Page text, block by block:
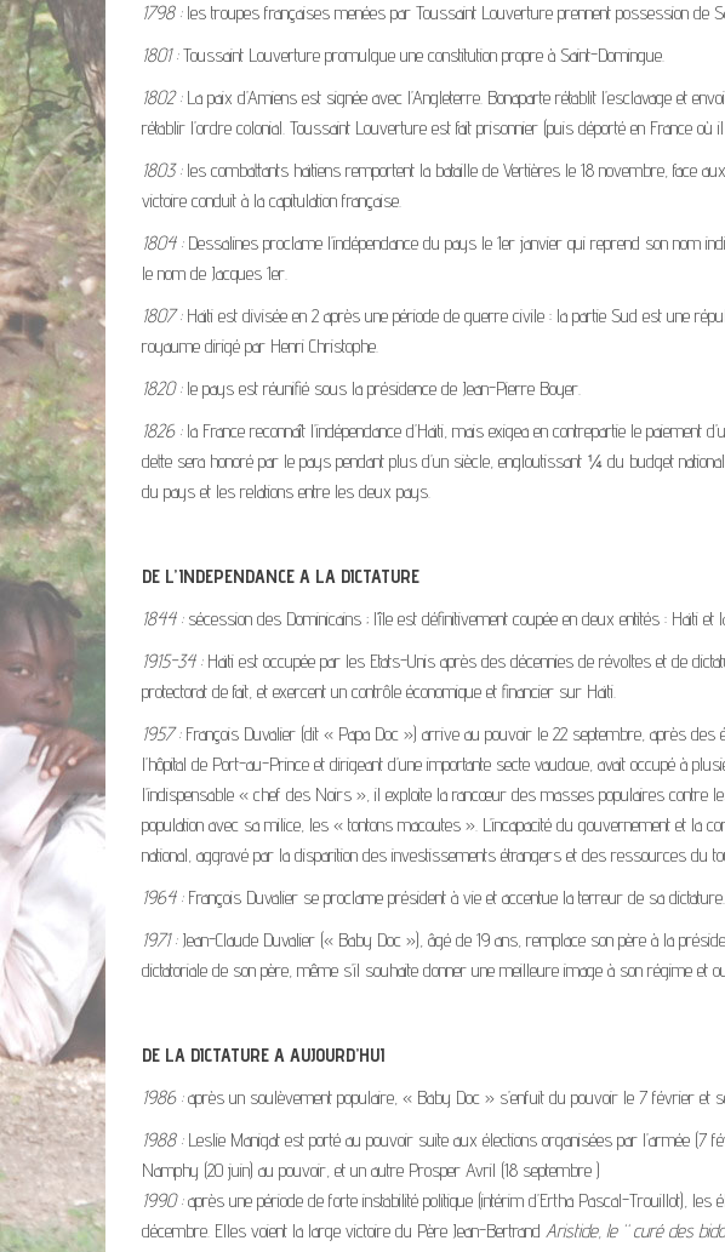
1798 :les troupes françaises menées par Toussaint Louverture prennent possession de
1801 :Toussaint Louverture promulgue une constitution propre à Saint-Domingue.
1802 :La paix d’Amiens est signée avec l’Angleterre. Bonaparte rétablit l’esclavage et
rétablir l’ordre colonial. Toussaint Louverture est fait prisonnier (puis déporté en France où
1803 :les combattants haïtiens remportent la bataille de Vertières le 18 novembre, face
victoire conduit à la capitulation française.
1804 :Dessalines proclame l’indépendance du pays le 1er janvier qui reprend son nom
le nom de Jacques 1er.
1807 :Haïti est divisée en 2 après une période de guerre civile : la partie Sud est une
royaume dirigé par Henri Christophe.
1820 :le pays est réunifié sous la présidence de Jean-Pierre Boyer.
1826 :la France reconnaît l’indépendance d’Haïti, mais exigea en contrepartie le paiement
dette sera honoré par le pays pendant plus d’un siècle, engloutissant ¼ du budget
du pays et les relations entre les deux pays.
DE L’INDEPENDANCE A LA DICTATURE
1844 :sécession des Dominicains ; l’île est définitivement coupée en deux entités : Haïti et
1915-34 :Haïti est occupée par les Etats-Unis après des décennies de révoltes et de
protectorat de fait, et exercent un contrôle économique et financier sur Haïti.
1957 :François Duvalier (dit « Papa Doc ») arrive au pouvoir le 22 septembre, après des
l’hôpital de Port-au-Prince et dirigeant d’une importante secte vaudoue, avait occupé à
l’indispensable « chef des Noirs », il exploite la rancœur des masses populaires contre
population avec sa milice, les « tontons macoutes ». L’incapacité du gouvernement et la
national, aggravé par la disparition des investissements étrangers et des ressources du
1964 : François Duvalier se proclame président à vie et accentue la terreur de sa dictature.
1971 :Jean-Claude Duvalier (« Baby Doc »), âgé de 19 ans, remplace son père à la
dictatoriale de son père, même s’il souhaite donner une meilleure image à son régime
DE LA DICTATURE A AUJOURD’HUI
1986 :après un soulèvement populaire, « Baby Doc » s’enfuit du pouvoir le 7 février et
1988 :Leslie Manigat est porté au pouvoir suite aux élections organisées par l’armée (7
Namphy (20 juin) au pouvoir, et un autre Prosper Avril (18 septembre )
1990 :après une période de forte instabilité politique (intérim d’Ertha Pascal-Trouillot),
décembre. Elles voient la large victoire du Père Jean-Bertrand Aristide, le “ curé des